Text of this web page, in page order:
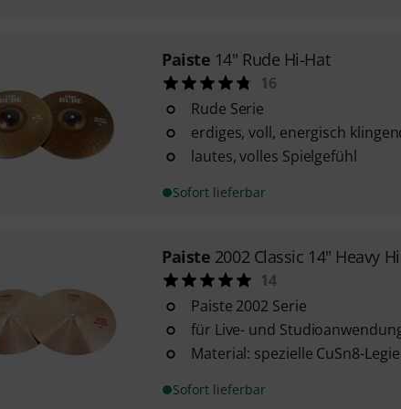
Paiste 14" Rude Hi-Hat
16
Rude Serie
erdiges, voll, energisch
lautes, volles Spielgefühl
Sofort lieferbar
Paiste 2002 Classic 14" Heavy
14
Paiste 2002 Serie
für Live- und
Material: spezielle CuSn8-
Sofort lieferbar